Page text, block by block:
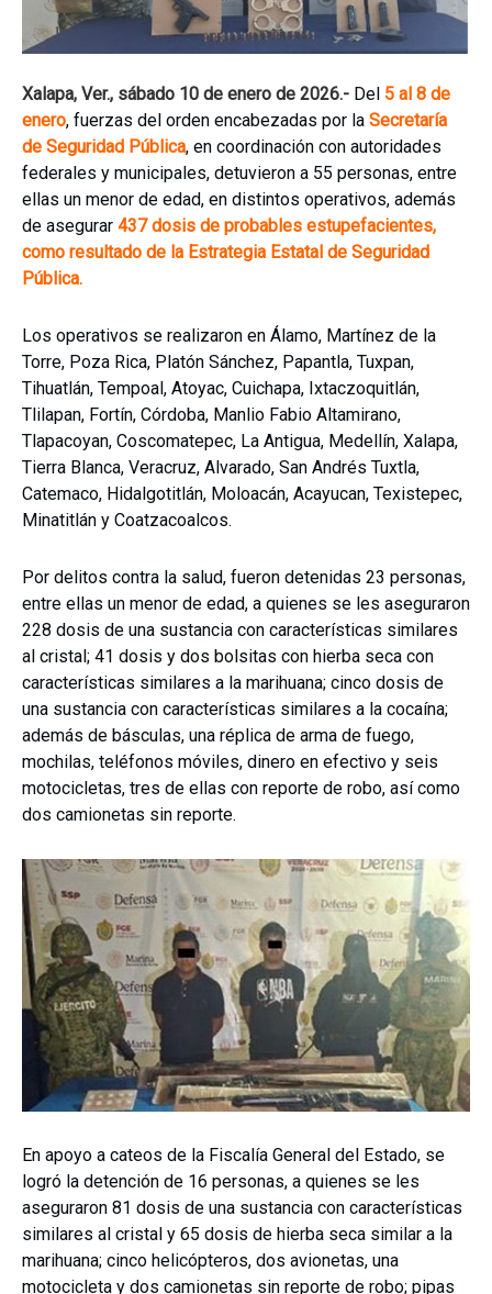
Xalapa, Ver., sábado 10 de enero de 2026.- Del 5 al 8 de
enero, fuerzas del orden encabezadas por la Secretaría
de Seguridad Pública, en coordinación con autoridades
federales y municipales, detuvieron a 55 personas, entre
ellas un menor de edad, en distintos operativos, además
de asegurar 437 dosis de probables estupefacientes,
como resultado de la Estrategia Estatal de Seguridad
Pública.
Los operativos se realizaron en Álamo, Martínez de la
Torre, Poza Rica, Platón Sánchez, Papantla, Tuxpan,
Tihuatlán, Tempoal, Atoyac, Cuichapa, Ixtaczoquitlán,
Tlilapan, Fortín, Córdoba, Manlio Fabio Altamirano,
Tlapacoyan, Coscomatepec, La Antigua, Medellín, Xalapa,
Tierra Blanca, Veracruz, Alvarado, San Andrés Tuxtla,
Catemaco, Hidalgotitlán, Moloacán, Acayucan, Texistepec,
Minatitlán y Coatzacoalcos.
Por delitos contra la salud, fueron detenidas 23 personas,
entre ellas un menor de edad, a quienes se les aseguraron
228 dosis de una sustancia con características similares
al cristal; 41 dosis y dos bolsitas con hierba seca con
características similares a la marihuana; cinco dosis de
una sustancia con características similares a la cocaína;
además de básculas, una réplica de arma de fuego,
mochilas, teléfonos móviles, dinero en efectivo y seis
motocicletas, tres de ellas con reporte de robo, así como
dos camionetas sin reporte.
En apoyo a cateos de la Fiscalía General del Estado, se
logró la detención de 16 personas, a quienes se les
aseguraron 81 dosis de una sustancia con características
similares al cristal y 65 dosis de hierba seca similar a la
marihuana; cinco helicópteros, dos avionetas, una
motocicleta y dos camionetas sin reporte de robo; pipas